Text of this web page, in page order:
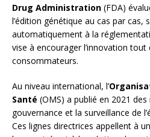
Drug Administration (FDA)
l’édition génétique au cas par cas,
automatiquement à la
vise à encourager l’innovation
consommateurs.
Au niveau international, l’
Santé (OMS) a publié en 2021
gouvernance et la surveillance de
Ces lignes directrices appellent à